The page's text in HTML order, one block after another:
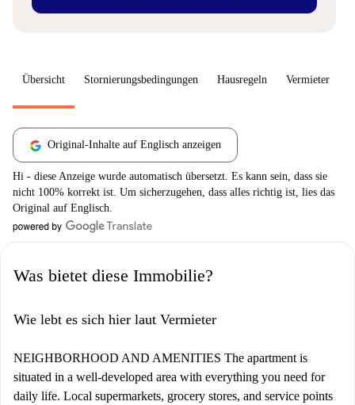
Übersicht Stornierungsbedingungen Hausregeln Vermieter
Original-Inhalte auf Englisch anzeigen
Hi - diese Anzeige wurde automatisch übersetzt. Es kann sein, dass sie
nicht 100% korrekt ist. Um sicherzugehen, dass alles richtig ist, lies das
Original auf Englisch.
Was bietet diese Immobilie?
Wie lebt es sich hier laut Vermieter
NEIGHBORHOOD AND AMENITIES The apartment is
situated in a well-developed area with everything you need for
daily life. Local supermarkets, grocery stores, and service points